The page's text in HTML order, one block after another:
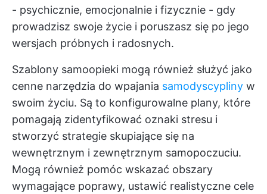
- psychicznie, emocjonalnie i fizycznie - gdy
prowadzisz swoje życie i poruszasz się po jego
wersjach próbnych i radosnych.
Szablony samoopieki mogą również służyć jako
cenne narzędzia do wpajania samodyscypliny w
swoim życiu. Są to konfigurowalne plany, które
pomagają zidentyfikować oznaki stresu i
stworzyć strategie skupiające się na
wewnętrznym i zewnętrznym samopoczuciu.
Mogą również pomóc wskazać obszary
wymagające poprawy, ustawić realistyczne cele